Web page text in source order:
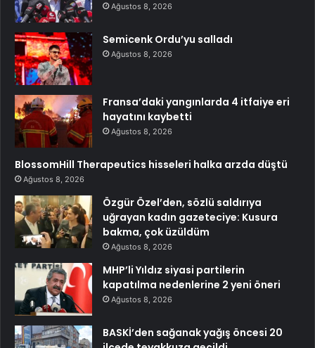
Ağustos 8, 2026
Semicenk Ordu’yu salladı
Ağustos 8, 2026
Fransa’daki yangınlarda 4 itfaiye eri
hayatını kaybetti
Ağustos 8, 2026
BlossomHill Therapeutics hisseleri halka arzda düştü
Ağustos 8, 2026
Özgür Özel’den, sözlü saldırıya
uğrayan kadın gazeteciye: Kusura
bakma, çok üzüldüm
Ağustos 8, 2026
MHP’li Yıldız siyasi partilerin
kapatılma nedenlerine 2 yeni öneri
Ağustos 8, 2026
BASKİ’den sağanak yağış öncesi 20